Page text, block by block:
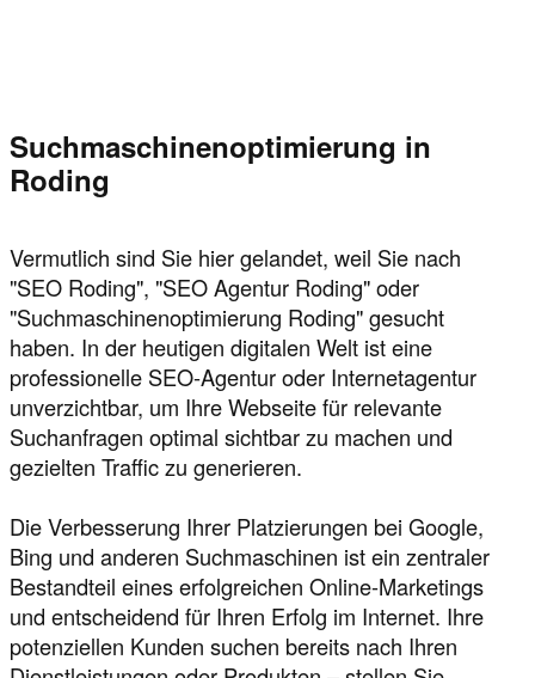
Suchmaschinenoptimierung in
Roding
Vermutlich sind Sie hier gelandet, weil Sie nach
"SEO Roding", "SEO Agentur Roding" oder
"Suchmaschinenoptimierung Roding" gesucht
haben. In der heutigen digitalen Welt ist eine
professionelle SEO-Agentur oder Internetagentur
unverzichtbar, um Ihre Webseite für relevante
Suchanfragen optimal sichtbar zu machen und
gezielten Traffic zu generieren.
Die Verbesserung Ihrer Platzierungen bei Google,
Bing und anderen Suchmaschinen ist ein zentraler
Bestandteil eines erfolgreichen Online-Marketings
und entscheidend für Ihren Erfolg im Internet. Ihre
potenziellen Kunden suchen bereits nach Ihren